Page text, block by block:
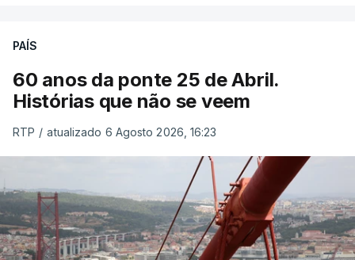
PAÍS
60 anos da ponte 25 de Abril.
Histórias que não se veem
RTP / atualizado 6 Agosto 2026, 16:23